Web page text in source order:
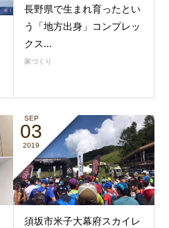
長野県で生まれ育ったとい
う「地方出身」コンプレッ
クス...
家づくり
SEP
03
2019
須坂市米子大幕府スカイレ